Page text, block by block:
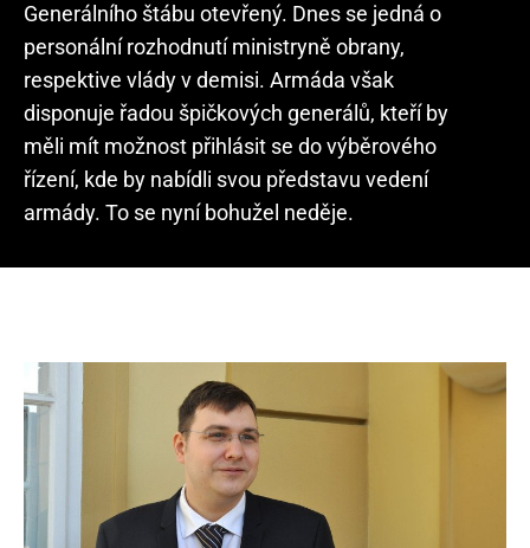
Generálního štábu otevřený. Dnes se jedná o
personální rozhodnutí ministryně obrany,
respektive vlády v demisi. Armáda však
disponuje řadou špičkových generálů, kteří by
měli mít možnost přihlásit se do výběrového
řízení, kde by nabídli svou představu vedení
armády. To se nyní bohužel neděje.